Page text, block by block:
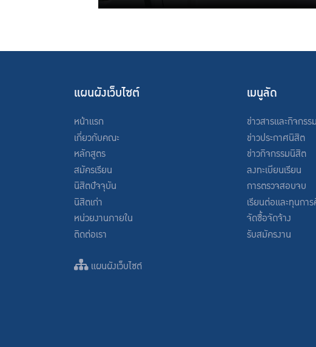
แผนผังเว็บไซต์
หน้าแรก
เกี่ยวกับคณะ
หลักสูตร
สมัครเรียน
นิสิตปัจจุบัน
นิสิตเก่า
หน่วยงานภายใน
ติดต่อเรา
แผนผังเว็บไซต์
เมนูลัด
ข่าวสารและกิจกรรม
ข่าวประกาศนิสิต
ข่าวกิจกรรมนิสิต
ลงทะเบียนเรียน
การตรวจสอบจบ
เรียนต่อและทุนกา
จัดซื้อจัดจ้าง
รับสมัครงาน